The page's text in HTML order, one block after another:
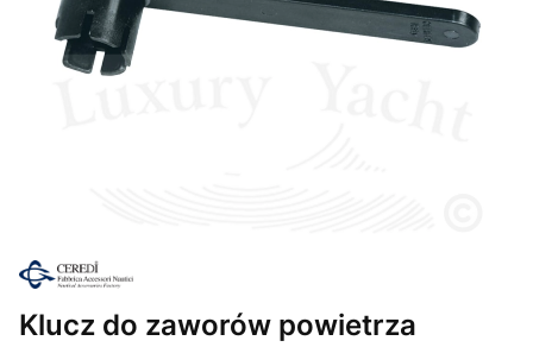
Klucz do zaworów powietrza